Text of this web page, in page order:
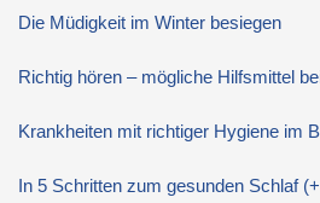
Die Müdigkeit im Winter besiegen
Richtig hören – mögliche Hilfsmittel
Krankheiten mit richtiger Hygiene im
In 5 Schritten zum gesunden Schlaf